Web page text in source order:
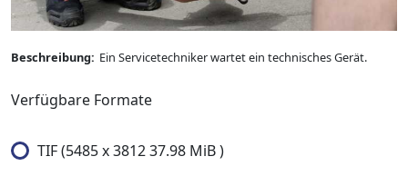
Beschreibung: Ein Servicetechniker wartet ein technisches Gerät.
Verfügbare Formate
TIF (5485 x 3812 37.98 MiB )